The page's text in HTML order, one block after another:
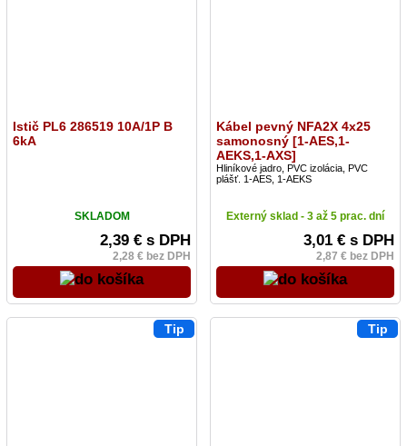
Istič PL6 286519 10A/1P B
6kA
SKLADOM
2,39 € s DPH
2,28 € bez DPH
Kábel pevný NFA2X 4x25
samonosný [1-AES,1-
AEKS,1-AXS]
Hliníkové jadro, PVC izolácia, PVC
plášť. 1-AES, 1-AEKS
Externý sklad - 3 až 5 prac. dní
3,01 € s DPH
2,87 € bez DPH
Tip Tip